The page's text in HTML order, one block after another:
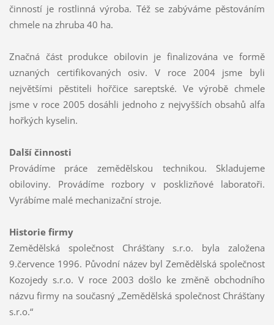
činností je rostlinná výroba. Též se zabýváme pěstováním
chmele na zhruba 40 ha.
Značná část produkce obilovin je finalizována ve formě
uznaných certifikovaných osiv. V roce 2004 jsme byli
největšími pěstiteli hořčice sareptské. Ve výrobě chmele
jsme v roce 2005 dosáhli jednoho z nejvyšších obsahů alfa
hořkých kyselin.
Další činnosti
Provádíme práce zemědělskou technikou. Skladujeme
obiloviny. Provádíme rozbory v posklizňové laboratoři.
Vyrábíme malé mechanizační stroje.
Historie firmy
Zemědělská společnost Chrášťany s.r.o. byla založena
9.července 1996. Původní název byl Zemědělská společnost
Kozojedy s.r.o. V roce 2003 došlo ke změně obchodního
názvu firmy na současný „Zemědělská společnost Chrášťany
s.r.o.“